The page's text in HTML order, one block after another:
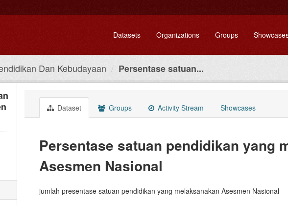
Datasets Organizations Groups
Dan Kebudayaan Persentase satuan...
Dataset Groups Activity Stream Showcases
Persentase satuan pendidikan yang
Asesmen Nasional
jumlah presentase satuan pendidikan yang melaksanakan Asesmen Nasional